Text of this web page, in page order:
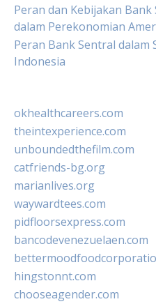
Peran dan Kebijakan Bank
dalam Perekonomian
Peran Bank Sentral dalam
Indonesia
okhealthcareers.com
theintexperience.com
unboundedthefilm.com
catfriends-bg.org
marianlives.org
waywardtees.com
pidfloorsexpress.com
bancodevenezuelaen.com
hingstonnt.com
chooseagender.com